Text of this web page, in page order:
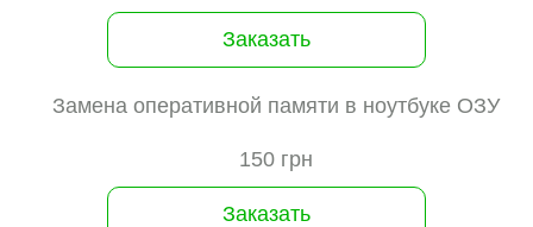
Заказать
Замена оперативной памяти в ноутбуке ОЗУ
150 грн
Заказать